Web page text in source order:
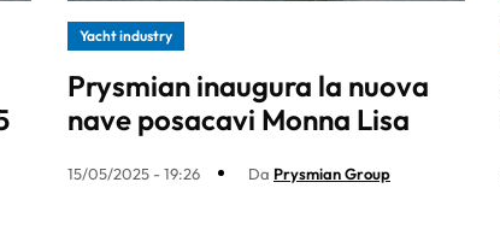
Yacht industry
Prysmian inaugura la nuova
nave posacavi Monna Lisa
15/05/2025 - 19:26 Da Prysmian Group